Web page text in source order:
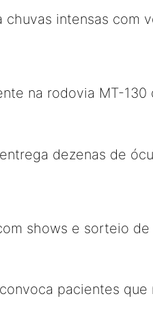
intensas com
na rodovia MT-
dezenas de
shows e sorteio
pacientes